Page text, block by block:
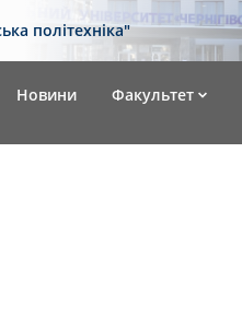
політехніка"
Новини Факультет